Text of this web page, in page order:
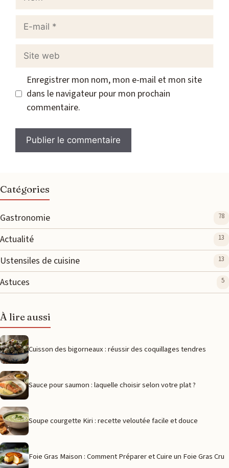
Site
Enregistrer mon nom, mon e-mail et mon site
dans le navigateur pour mon prochain
commentaire.
Catégories
Gastronomie 78
Actualité 13
Ustensiles de cuisine 13
Astuces 5
À lire aussi
Cuisson des bigorneaux : réussir des coquillages tendres
Sauce pour saumon : laquelle choisir selon votre plat ?
Soupe courgette Kiri : recette veloutée facile et douce
Foie Gras Maison : Comment Préparer et Cuire un Foie Gras Cru